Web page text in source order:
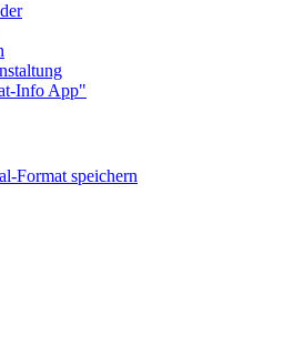
Info App"
Format speichern